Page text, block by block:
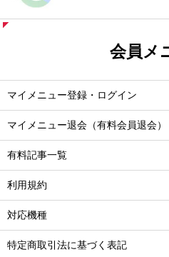
会員メ
マイメニュー登録・ログイン
マイメニュー退会（有料会員退会）
有料記事一覧
利用規約
対応機種
特定商取引法に基づく表記